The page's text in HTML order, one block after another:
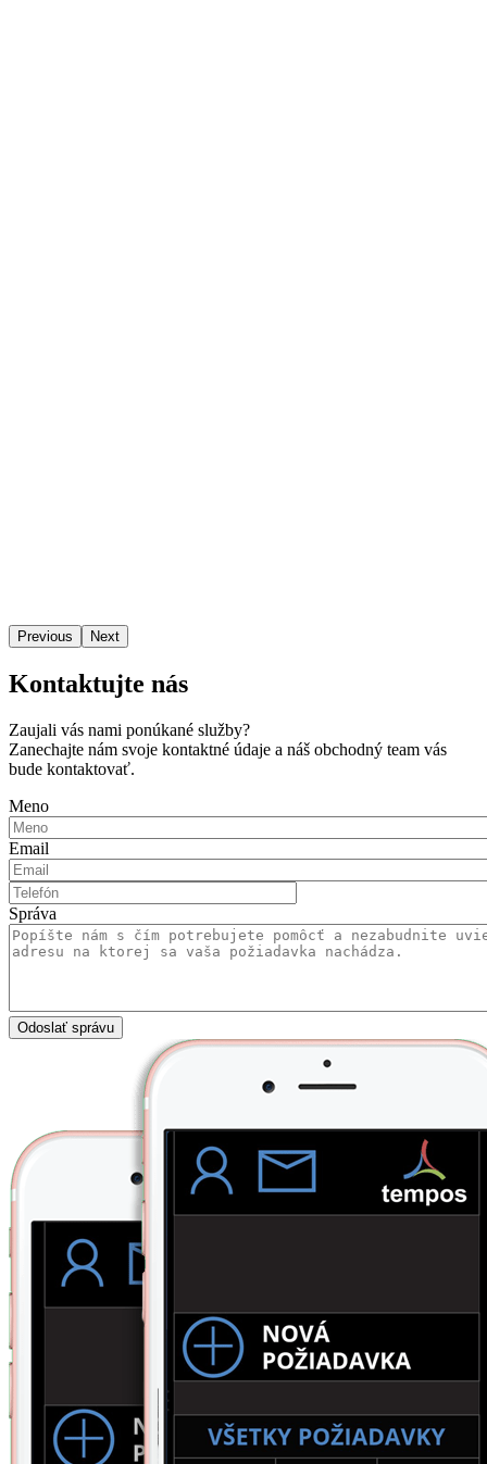
Previous Next
Kontaktujte nás
Zaujali vás nami ponúkané služby?
Zanechajte nám svoje kontaktné údaje a náš obchodný team vás
bude kontaktovať.
Meno
Email
Správa